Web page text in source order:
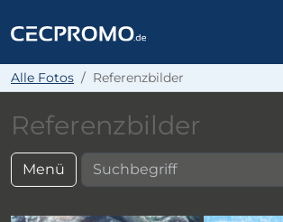
Alle Fotos Referenzbilder
Referenzbilder
Menü